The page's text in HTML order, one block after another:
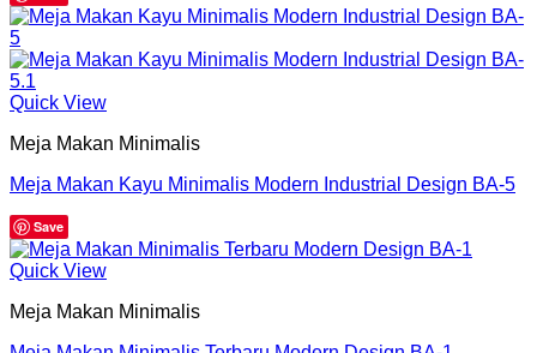
Quick View
Meja Makan Minimalis
Meja Makan Kayu Minimalis Modern Industrial Design BA-5
Save
Quick View
Meja Makan Minimalis